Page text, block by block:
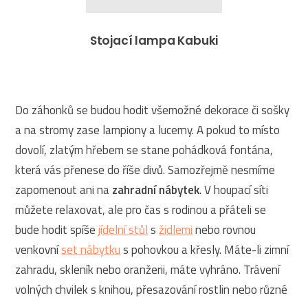
Stojací lampa Kabuki
Do záhonků se budou hodit všemožné dekorace či sošky
a na stromy zase lampiony a lucerny. A pokud to místo
dovolí, zlatým hřebem se stane pohádková fontána,
která vás přenese do říše divů. Samozřejmě nesmíme
zapomenout ani nazahradní nábytek. V houpací síti
můžete relaxovat, ale pro čas s rodinou a přáteli se
bude hodit spíšejídelní stůlsžidleminebo rovnou
venkovníset nábytkus pohovkou a křesly. Máte-li zimní
zahradu, skleník nebo oranžerii, máte vyhráno. Trávení
volných chvilek s knihou, přesazování rostlin nebo různé